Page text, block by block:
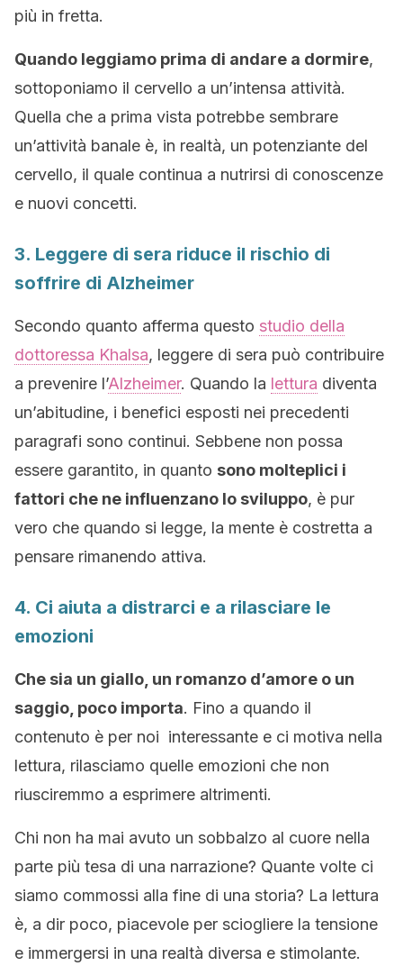
più in fretta.
Quando leggiamo prima di andare a dormire,
sottoponiamo il cervello a un’intensa attività.
Quella che a prima vista potrebbe sembrare
un’attività banale è, in realtà, un potenziante del
cervello, il quale continua a nutrirsi di conoscenze
e nuovi concetti.
3. Leggere di sera riduce il rischio di
soffrire di Alzheimer
Secondo quanto afferma questo studio della
dottoressa Khalsa, leggere di sera può contribuire
a prevenire l’Alzheimer. Quando la lettura diventa
un’abitudine, i benefici esposti nei precedenti
paragrafi sono continui. Sebbene non possa
essere garantito, in quanto sono molteplici i
fattori che ne influenzano lo sviluppo, è pur
vero che quando si legge, la mente è costretta a
pensare rimanendo attiva.
4. Ci aiuta a distrarci e a rilasciare le
emozioni
Che sia un giallo, un romanzo d’amore o un
saggio, poco importa. Fino a quando il
contenuto è per noi interessante e ci motiva nella
lettura, rilasciamo quelle emozioni che non
riusciremmo a esprimere altrimenti.
Chi non ha mai avuto un sobbalzo al cuore nella
parte più tesa di una narrazione? Quante volte ci
siamo commossi alla fine di una storia? La lettura
è, a dir poco, piacevole per sciogliere la tensione
e immergersi in una realtà diversa e stimolante.